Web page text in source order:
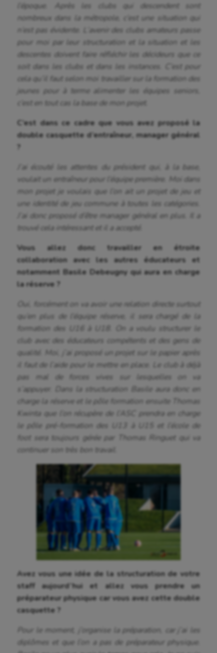
Aéronautique
Athlétisme
Aviron
Balle à la main
Baseball
l’époque. Après les clubs qui descendent sont
nombreux dans la métropole, c’est une situation qui
n’est pas évidente. L’avenir des clubs amateurs passe
pour moi par leur structuration et la situation et les
descentes doivent faire réfléchir les décideurs que ce
soit dans les clubs et dans les instances. C’est pour
cela qu’il faut selon moi travailler sur la formation des
jeunes pour à terme alimenter les équipes seniors,
c’est en tout cas la base de mon projet.
C’est dans ce cadre que vous avez proposé la
double casquette d’entraîneur, manager général
?
J’ai écouté les attentes du président qui, à la base,
voulait un entraîneur pour l’équipe première. Moi dans
mon projet je voulais que l’on ait un projet de jeu et
une identité de jeu commune à toutes les catégories.
J’ai donc proposé d’être manager général en plus. Il a
trouvé cela intéressant et il a accepté.
Vous allez donc travailler en étroite
collaboration avec les autres éducateurs et
notamment Basile Debeugny qui aura en charge
la réserve ?
Oui, forcément on va avoir une relation directe surtout
qu’en plus de l’équipe réserve, il sera chargé de la
formation des U16 à U18. On a voulu structurer le
club avec des éducateurs compétents et des gens de
qualité. Moi, j’ai proposé un projet sur le papier après
il faut de l’aide pour le mettre en place. Le club à déjà
pas mal de forces vives sur lesquelles on va
s’appuyer. Dans la structuration Basile aura donc en
charge la réserve et le pôle formation ensuite Thomas
Kwinta que l’on récupère de l’ASC prendra en charge
le pôle pré-formation des U13 à U15 et l’école de
foot sera toujours gérée par Thomas Ringuet qui va
continuer son très bon travail.
Avez vous une idée de la structuration de votre
staff aujourd’hui et allez vous prendre un
préparateur physique car vous avez cette double
casquette ?
Pour le moment, j’organise la préparation, car j’ai les
diplômes et que l’on a pas de préparateur physique.